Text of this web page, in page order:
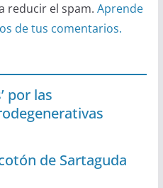
reducir el spam. Aprende
de tus comentarios.
por las
de Sartaguda